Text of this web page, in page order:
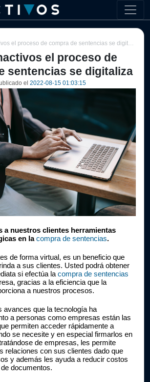
el proceso de compra de sentencias se digitaliza
el proceso de
sentencias se digitaliza
el 2022-08-15 01:03:15
a nuestros clientes herramientas
en la compra de sentencias.
a sus clientes. Usted podrá obtener
si efectúa la compra de sentencias
gracias a la eficiencia que la
a nuestros procesos.
avances que la tecnología ha
a personas como empresas están las
permiten acceder rápidamente a
se necesite y en especial firmarlos en
de empresas, les permite
relaciones con sus clientes dado que
y además les ayuda a reducir costos
documentos.